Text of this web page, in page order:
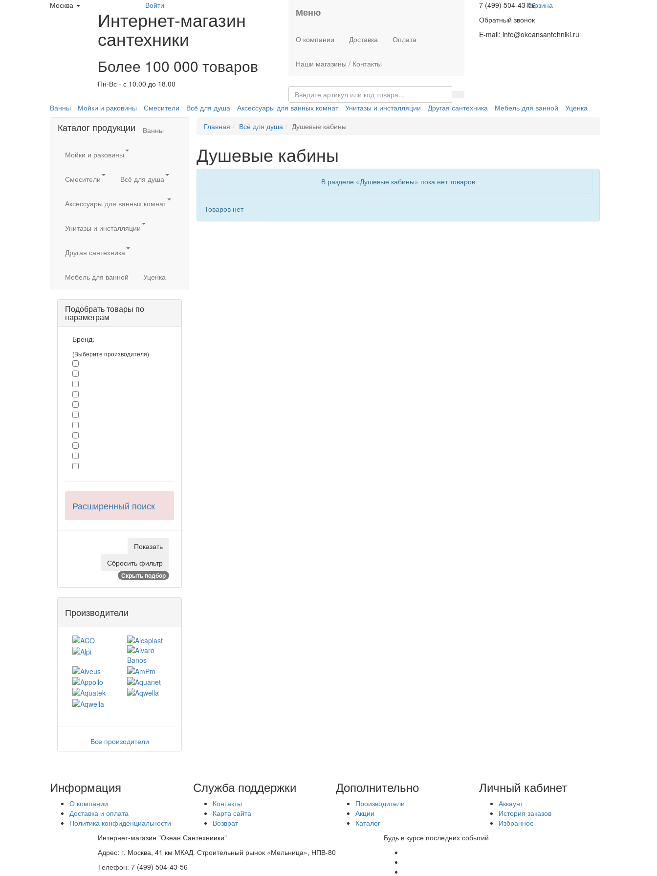
Москва Войти Корзина
Интернет-магазин
сантехники
Более 100 000 товаров
Пн-Вс - с 10.00 до 18.00
Меню
О компании Доставка Оплата
Наши магазины / Контакты
7 (499) 504-43-56
Обратный звонок
E-mail: info@okeansantehniki.ru
Ванны Мойки и раковины Смесители Всё для душа Аксессуары для ванных комнат Унитазы и инсталляции Другая сантехника Мебель для ванной Уценка
Каталог продукции Ванны
Мойки и раковины
Смесители Всё для душа
Аксессуары для ванных комнат
Унитазы и инсталляции
Другая сантехника
Мебель для ванной Уценка
Подобрать товары по
параметрам
Бренд:
(Выберите производителя)
Расширенный поиск
Скрыть подбор
Производители
Все произодители
Главная Всё для душа Душевые кабины
Душевые кабины
В разделе «Душевые кабины» пока нет товаров
Товаров нет
Информация
О компании
Доставка и оплата
Политика конфиденциальности
Служба поддержки
Контакты
Карта сайта
Возврат
Дополнительно
Производители
Акции
Каталог
Личный кабинет
Аккаунт
История заказов
Избранное
Интернет-магазин "Океан Сантехниики"
Адрес: г. Москва, 41 км МКАД. Строительный рынок «Мельница», НПВ-80
Телефон: 7 (499) 504-43-56
Будь в курсе последних событий